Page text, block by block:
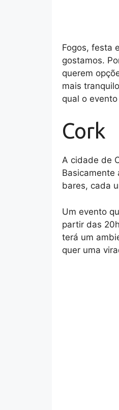
Fogos, festa
gostamos.
querem
mais
qual o
Cork
A cidade de
Basicamente
bares, cada
Um evento
partir das
terá um
quer uma